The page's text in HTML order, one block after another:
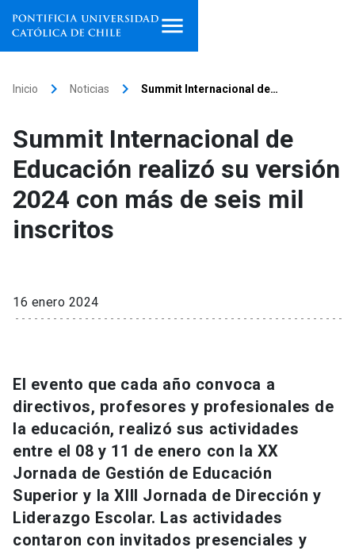
Facultades, escuelas e
institutos
Investigación
Información para keyboard_arrow_down
Futuros estudiantes
Estudiantes
Académicos
Go to english site launch
ACCESOS DIRECTOS
Admisión launch
Inicio keyboard_arrow_right Noticias keyboard_arrow_right Summit Internacional de…
Summit Internacional de
Educación realizó su versión
2024 con más de seis mil
inscritos
16 enero 2024
El evento que cada año convoca a
directivos, profesores y profesionales de
la educación, realizó sus actividades
entre el 08 y 11 de enero con la XX
Jornada de Gestión de Educación
Superior y la XIII Jornada de Dirección y
Liderazgo Escolar. Las actividades
contaron con invitados presenciales y